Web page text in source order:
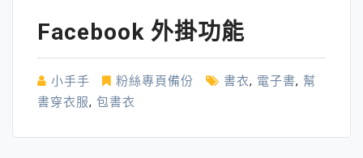
Facebook 外掛功能
小手手 粉絲專頁備份 書衣, 電子書, 幫
書穿衣服, 包書衣